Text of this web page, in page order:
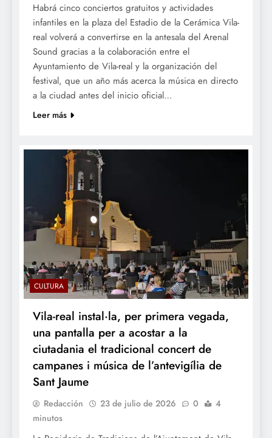
Habrá cinco conciertos gratuitos y actividades
infantiles en la plaza del Estadio de la Cerámica Vila-
real volverá a convertirse en la antesala del Arenal
Sound gracias a la colaboración entre el
Ayuntamiento de Vila-real y la organización del
festival, que un año más acerca la música en directo
a la ciudad antes del inicio oficial…
Leer más
CULTURA
Vila-real instal·la, per primera vegada,
una pantalla per a acostar a la
ciutadania el tradicional concert de
campanes i música de l’antevigília de
Sant Jaume
Redacción 23 de julio de 2026 0
4
minutos